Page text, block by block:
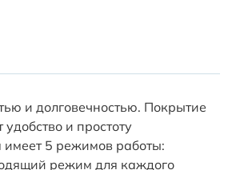
и долговечностью. Покрытие
и простоту
имеет 5 режимов работы:
режим для каждого